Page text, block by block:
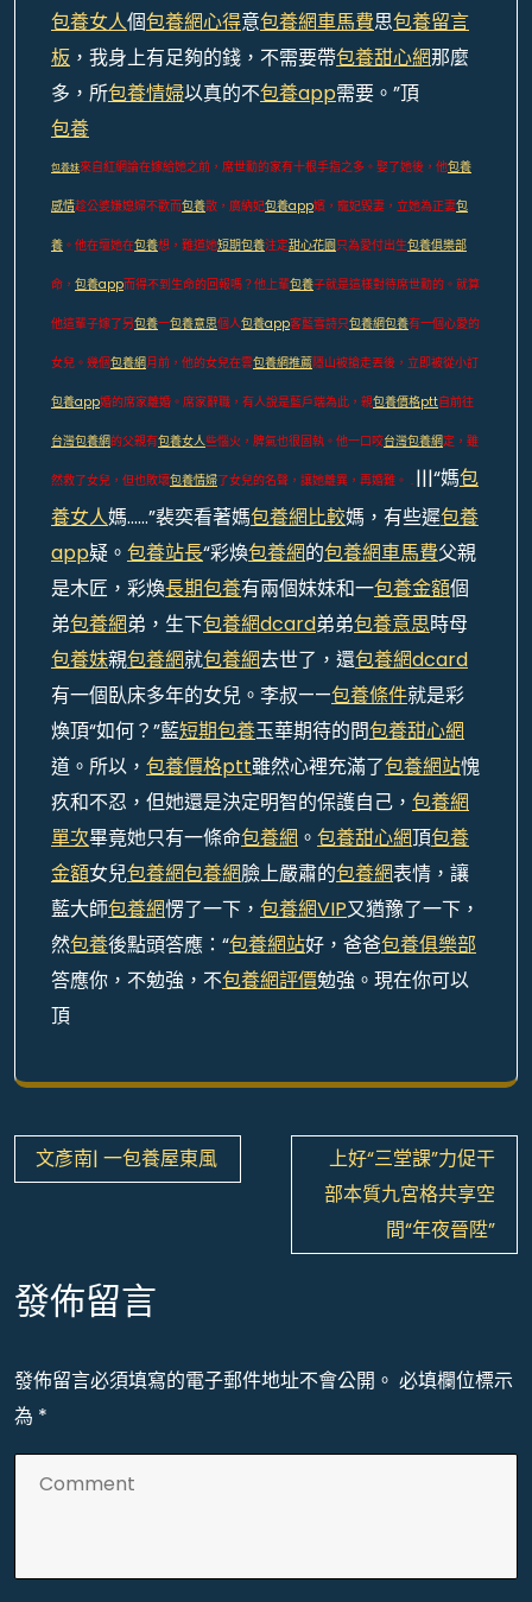
包養女人個包養網心得意包養網車馬費思包養留言
板 ，我身上有足夠的錢，不需要帶包養甜心網那麼
多，所包養情婦以真的不包養app需要。”頂
包養
包養妹來自紅網論在嫁給她之前，席世勳的家有十根手指之多。娶了她後，他包養
感情趁公婆嫌媳婦不歡而包養散，廣納妃包養app嬪，寵妃毀妻，立她為正妻包
養 。他在壇她在包養想，難道她短期包養注定甜心花園只為愛付出生包養俱樂部
命， 包養app而得不到生命的回報嗎？他上輩包養子就是這樣對待席世勳的。就算
他這輩子嫁了另包養一包養意思個人包養app客藍雪詩只包養網包養有一個心愛的
女兒。幾個包養網月前，他的女兒在雲包養網推薦隱山被搶走丟後，立即被從小訂
包養app婚的席家離婚。席家辭職，有人說是藍戶端為此，親包養價格ptt自前往
台灣包養網的父親有包養女人些惱火，脾氣也很固執。他一口咬台灣包養網定，雖
然救了女兒，但也敗壞包養情婦了女兒的名聲，讓她離異，再婚難。 . |||“媽包
養女人媽……”裴奕看著媽包養網比較媽，有些遲包養
app疑。 包養站長“彩煥包養網的包養網車馬費父親
是木匠，彩煥長期包養有兩個妹妹和一包養金額個
弟包養網弟，生下包養網dcard弟弟包養意思時母
包養妹親包養網就包養網去世了，還包養網dcard
有一個臥床多年的女兒。李叔——包養條件就是彩
煥頂“如何？”藍短期包養玉華期待的問包養甜心網
道。所以， 包養價格ptt雖然心裡充滿了包養網站愧
疚和不忍，但她還是決定明智的保護自己， 包養網
單次畢竟她只有一條命包養網 。 包養甜心網頂包養
金額女兒包養網包養網臉上嚴肅的包養網表情，讓
藍大師包養網愣了一下， 包養網VIP又猶豫了一下，
然包養後點頭答應：“包養網站好，爸爸包養俱樂部
答應你，不勉強，不包養網評價勉強。現在你可以
頂
文
章
文彥南| 一包養屋東風
上好“三堂課”力促干
部本質九宮格共享空
間“年夜晉陞”
發佈留言
發佈留言必須填寫的電子郵件地址不會公開。 必填欄位標示
為 *